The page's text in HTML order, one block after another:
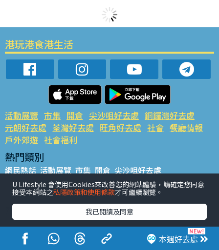
本週好去處
港玩港食港生活
活動展覽 市集 開倉 尖沙咀好去處 銅鑼灣好去處
元朗好去處 荃灣好去處 旺角好去處 社會 餐廳情報
戶外郊遊 社會福利
熱門類別
網民熱話 活動展覽 市集 開倉 尖沙咀好去處
銅鑼灣好去處 元朗好去處 荃灣好去處 旺角好去處 社會
餐廳情報 戶外郊遊
熱門標籤
#UGO搵好去處 #人氣活動推介 #美食社群熱話
#親子玩樂好去處
#ULifestyle應用程式
#限時搶
#UJetso禮物放送
#ULifestyle商戶中心 #著數 #網絡熱話
U Lifestyle 會使用Cookies來改善您的網站體驗，請確定您同意
接受本網站之私隱政策和使用條款才可繼續瀏覽。
我已閱讀及同意